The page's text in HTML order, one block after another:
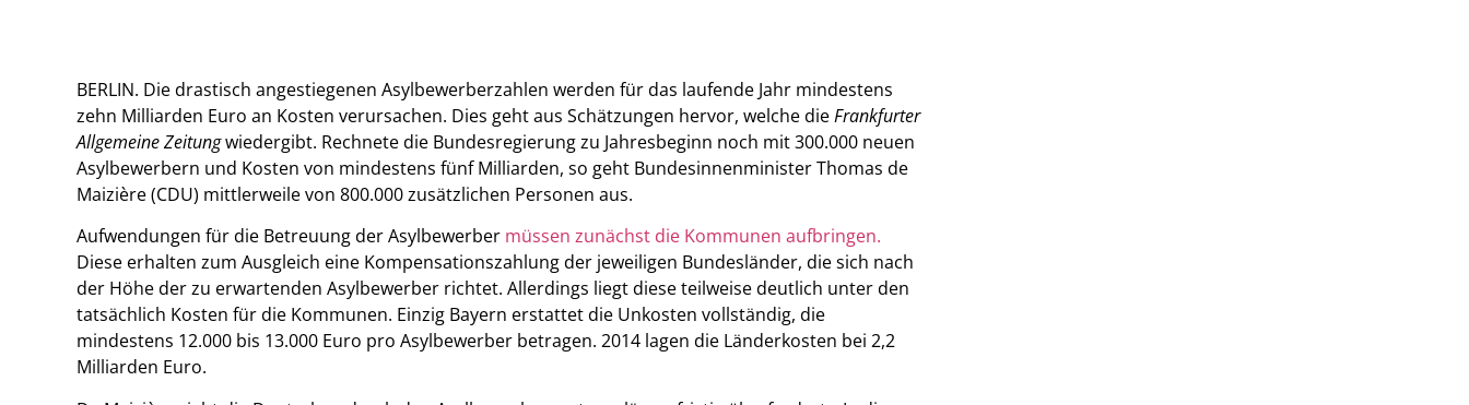
BERLIN. Die drastisch angestiegenen Asylbewerberzahlen werden für das laufende Jahr mindestens
zehn Milliarden Euro an Kosten verursachen. Dies geht aus Schätzungen hervor, welche dieFrankfurter
Allgemeine Zeitungwiedergibt. Rechnete die Bundesregierung zu Jahresbeginn noch mit 300.000 neuen
Asylbewerbern und Kosten von mindestens fünf Milliarden, so geht Bundesinnenminister Thomas de
Maizière (CDU) mittlerweile von 800.000 zusätzlichen Personen aus.
Aufwendungen für die Betreuung der Asylbewerber müssen zunächst die Kommunen aufbringen.
Diese erhalten zum Ausgleich eine Kompensationszahlung der jeweiligen Bundesländer, die sich nach
der Höhe der zu erwartenden Asylbewerber richtet. Allerdings liegt diese teilweise deutlich unter den
tatsächlich Kosten für die Kommunen. Einzig Bayern erstattet die Unkosten vollständig, die
mindestens 12.000 bis 13.000 Euro pro Asylbewerber betragen. 2014 lagen die Länderkosten bei 2,2
Milliarden Euro.